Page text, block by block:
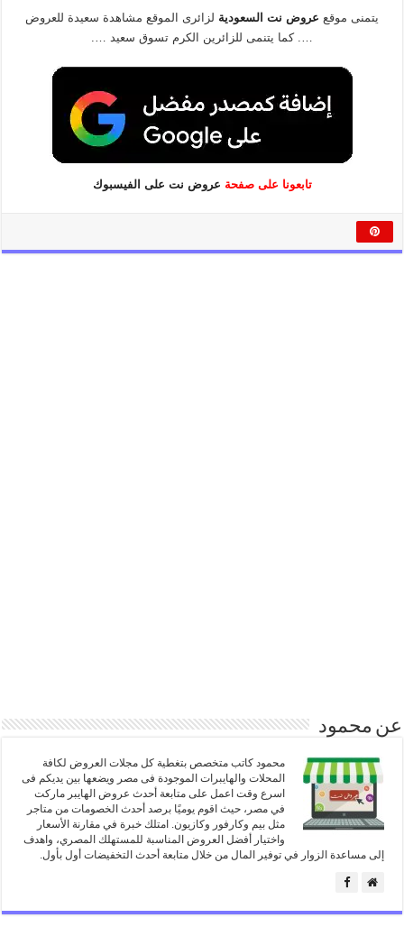
يتمنى موقع عروض نت السعوديةلزائرى الموقع مشاهدة سعيدة للعروض
…. كما يتنمى للزائرين الكرم تسوق سعيد ….
تابعونا على صفحة عروض نت على الفيسبوك
عن محمود
محمود كاتب متخصص بتغطية كل مجلات العروض لكافة
المحلات والهايبرات الموجودة فى مصر ويضعها بين يديكم فى
اسرع وقت اعمل على متابعة أحدث عروض الهايبر ماركت
في مصر، حيث اقوم يوميًا برصد أحدث الخصومات من متاجر
مثل بيم وكارفور وكازيون. امتلك خبرة في مقارنة الأسعار
واختيار أفضل العروض المناسبة للمستهلك المصري، واهدف
إلى مساعدة الزوار في توفير المال من خلال متابعة أحدث التخفيضات أول بأول.